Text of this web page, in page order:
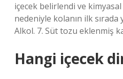
içecek belirlendi ve
nedeniyle kolanın ilk sırada
Alkol. 7. Süt tozu eklenmiş
Hangi içecek